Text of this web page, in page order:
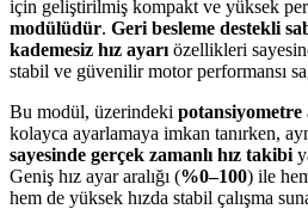
için geliştirilmiş kompakt ve yüksek
modülüdür. Geri besleme destekli
kademesiz hız ayarı özellikleri
stabil ve güvenilir motor performansı
Bu modül, üzerindeki potansiyometre
kolayca ayarlamaya imkan tanırken,
sayesinde gerçek zamanlı hız takibi
Geniş hız ayar aralığı (%0–100) ile
hem de yüksek hızda stabil çalışma